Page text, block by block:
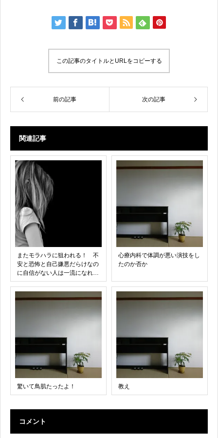
この記事のタイトルとURLをコピーする
前の記事 次の記事
関連記事
またモラハラに狙われる！ 不
安と恐怖と自己嫌悪だらけなの
に自信がない人は一流になれ
る？
心療内科で体調が悪い演技をし
たのか否か
驚いて鳥肌たったよ！ 教え
コメント